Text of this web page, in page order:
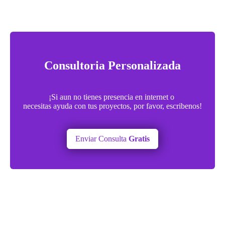
Consultoria Personalizada
¡Si aun no tienes presencia en internet o
necesitas ayuda con tus proyectos, por favor, escribenos!
Enviar Consulta Gratis